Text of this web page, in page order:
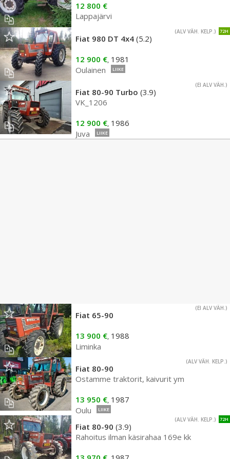
12 800 €
Lappajärvi
72H
(ALV VÄH. KELP.)
Fiat 980 DT 4x4 (5.2)
12 900 €, 1981
Oulainen
LIIKE
(EI ALV VÄH.)
Fiat 80-90 Turbo (3.9)
VK_1206
12 900 €, 1986
Juva
LIIKE
(EI ALV VÄH.)
Fiat 65-90
13 900 €, 1988
Liminka
(ALV VÄH. KELP.)
Fiat 80-90
Ostamme traktorit, kaivurit ym
13 950 €, 1987
Oulu
LIIKE
72H
(ALV VÄH. KELP.)
Fiat 80-90 (3.9)
Rahoitus ilman käsirahaa 169e kk